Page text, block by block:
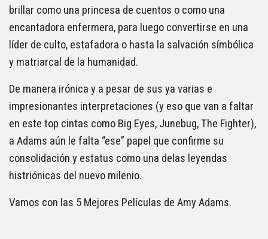
brillar como una princesa de cuentos o como una
encantadora enfermera, para luego convertirse en una
líder de culto, estafadora o hasta la salvación símbólica
y matriarcal de la humanidad.
De manera irónica y a pesar de sus ya varias e
impresionantes interpretaciones (y eso que van a faltar
en este top cintas como Big Eyes, Junebug, The Fighter),
a Adams aún le falta “ese” papel que confirme su
consolidación y estatus como una delas leyendas
histriónicas del nuevo milenio.
Vamos con las 5 Mejores Películas de Amy Adams.